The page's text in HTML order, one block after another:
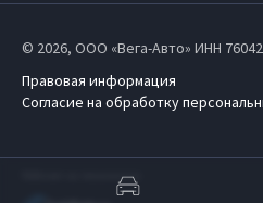
© 2026, ООО «Вега-Авто» ИНН
Правовая информация
Согласие на обработку
Работает на технологиях